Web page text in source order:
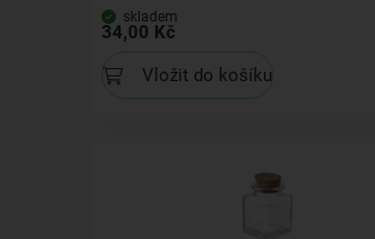
skladem
34,00 Kč
Vložit do košíku